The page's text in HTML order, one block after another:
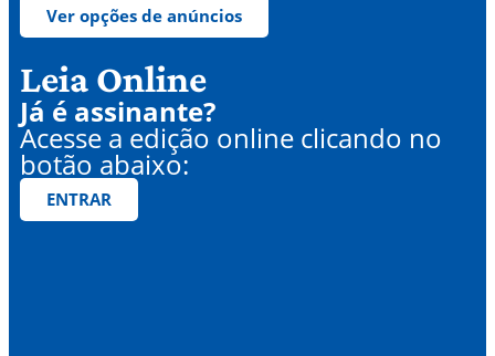
Ver opções de anúncios
Leia Online
Já é assinante?
Acesse a edição online clicando no
botão abaixo:
ENTRAR